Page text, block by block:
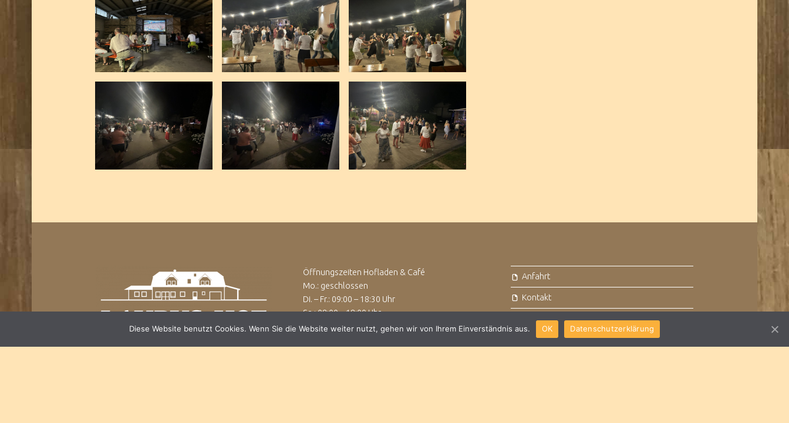
Öffnungszeiten Hofladen & Café
Mo.: geschlossen
Di. – Fr.: 09:00 – 18:30 Uhr
Sa.: 08:00 – 18:00 Uhr
So. & Feiertag: geschlossen
Anfahrt
Kontakt
Impressum
Datenschutz
Diese Website benutzt Cookies. Wenn Sie die Website weiter nutzt, gehen wir von Ihrem Einverständnis aus. OK Datenschutzerklärung